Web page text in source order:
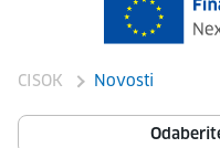
CISOK Novosti